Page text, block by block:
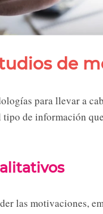
de
para llevar a
de información
las motivaciones,